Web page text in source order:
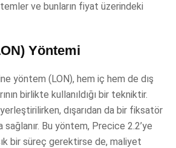
ve bunların fiyat üzerindeki
Yöntemi
yöntem (LON), hem iç hem de dış
birlikte kullanıldığı bir tekniktir.
dışarıdan da bir fiksatör
sağlanır. Bu yöntem, Precice 2.2’ye
bir süreç gerektirse de, maliyet